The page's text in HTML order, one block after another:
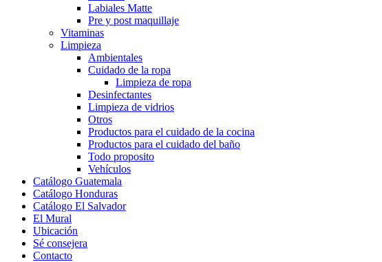
Labiales Matte
Pre y post maquillaje
Vitaminas
Limpieza
Ambientales
Cuidado de la ropa
Limpieza de ropa
Desinfectantes
Limpieza de vidrios
Otros
Productos para el cuidado de la cocina
Productos para el cuidado del baño
Todo proposito
Vehículos
Catálogo Guatemala
Catálogo Honduras
Catálogo El Salvador
El Mural
Ubicación
Sé consejera
Contacto